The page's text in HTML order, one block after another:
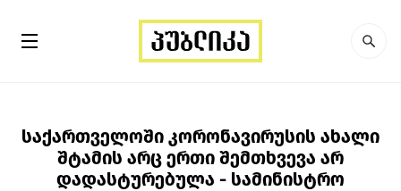
საქართველოში კორონავირუსის ახალი
შტამის არც ერთი შემთხვევა არ
დადასტურებულა - სამინისტრო